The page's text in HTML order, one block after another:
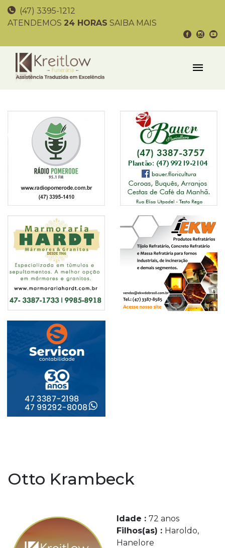
(47) 3395-1212
ATENDEMOS 24 HORAS SAIBA MAIS
Otto Krambeck
Idade : 72 anos
Filhos(as) : Haroldo,
Hanelore